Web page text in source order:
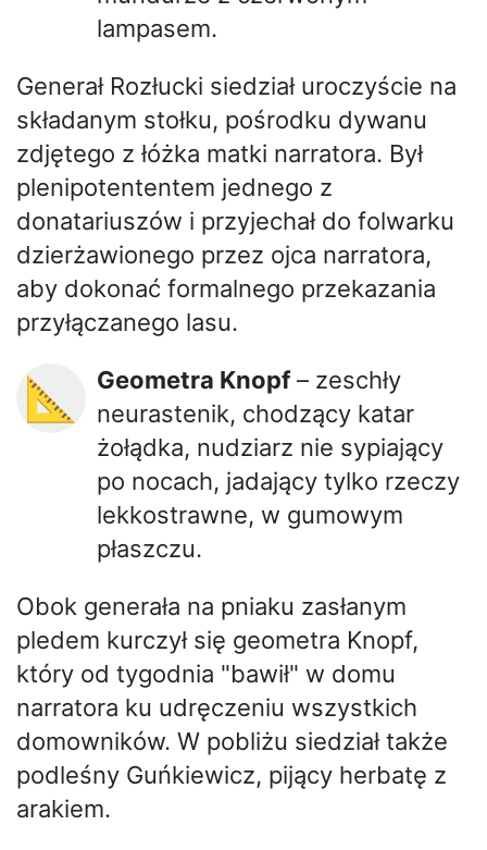
lampasem.
Generał Rozłucki siedział uroczyście na
składanym stołku, pośrodku dywanu
zdjętego z łóżka matki narratora. Był
plenipotententem jednego z
donatariuszów i przyjechał do folwarku
dzierżawionego przez ojca narratora,
aby dokonać formalnego przekazania
przyłączanego lasu.
📐 Geometra Knopf– zeschły
neurastenik, chodzący katar
żołądka, nudziarz nie sypiający
po nocach, jadający tylko rzeczy
lekkostrawne, w gumowym
płaszczu.
Obok generała na pniaku zasłanym
pledem kurczył się geometra Knopf,
który od tygodnia "bawił" w domu
narratora ku udręczeniu wszystkich
domowników. W pobliżu siedział także
podleśny Guńkiewicz, pijący herbatę z
arakiem.